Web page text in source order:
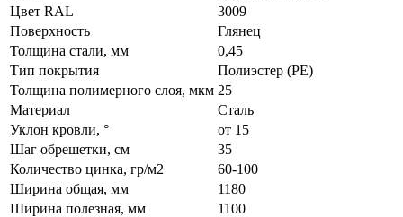
Цвет RAL
3009
Поверхность
Глянец
Толщина стали, мм
0,45
Тип покрытия
Полиэстер (PE)
Толщина полимерного слоя, мкм 25
Материал
Сталь
Уклон кровли, °
от 15
Шаг обрешетки, см
35
Количество цинка, гр/м2
60-100
Ширина общая, мм
1180
Ширина полезная, мм
1100